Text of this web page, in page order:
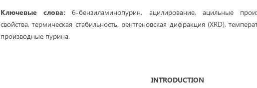
Ключевые слова: 6-бензиламинопурин, ацилирование, ацильные
свойства, термическая стабильность, рентгеновская дифракция (XRD),
производные пурина.
INTRODUCTION